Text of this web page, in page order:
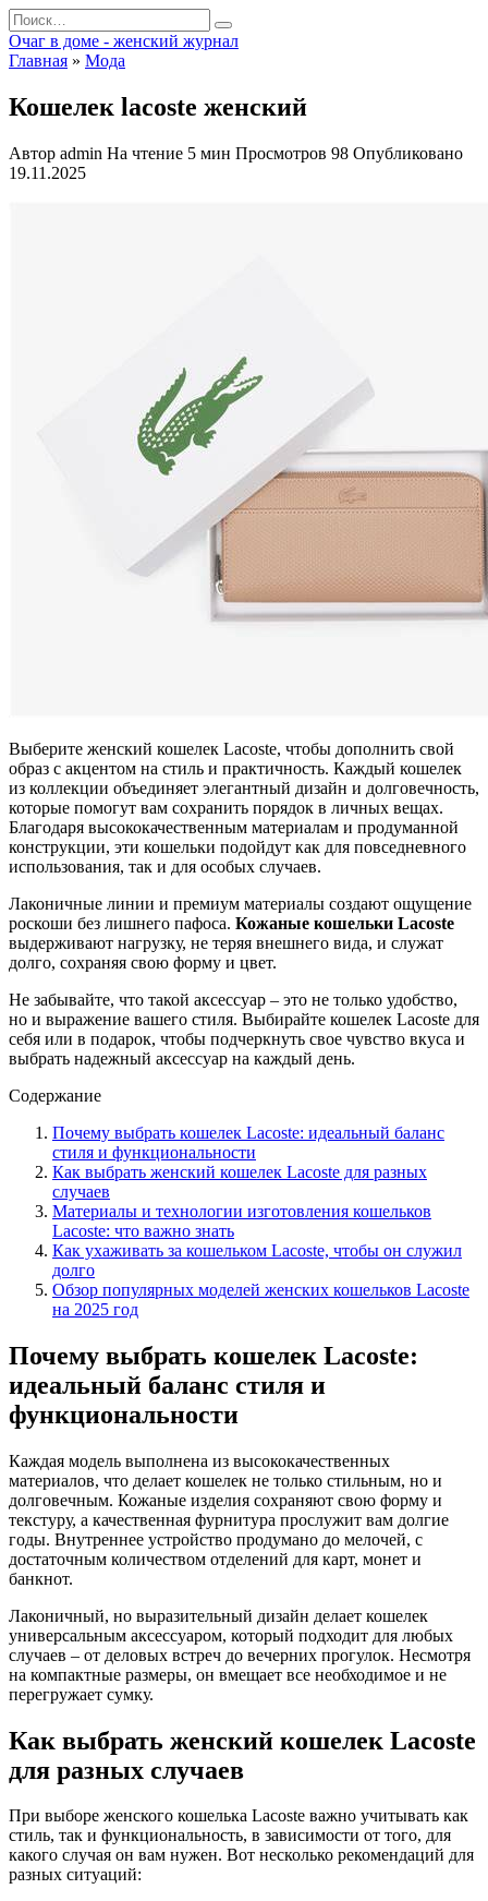
Перейти
к
содержанию
Search
for:
Очаг в доме - женский журнал
Главная » Мода
Кошелек lacoste женский
Автор admin На чтение 5 мин Просмотров 98 Опубликовано
19.11.2025
Выберите женский кошелек Lacoste, чтобы дополнить свой
образ с акцентом на стиль и практичность. Каждый кошелек
из коллекции объединяет элегантный дизайн и долговечность,
которые помогут вам сохранить порядок в личных вещах.
Благодаря высококачественным материалам и продуманной
конструкции, эти кошельки подойдут как для повседневного
использования, так и для особых случаев.
Лаконичные линии и премиум материалы создают ощущение
роскоши без лишнего пафоса. Кожаные кошельки Lacoste
выдерживают нагрузку, не теряя внешнего вида, и служат
долго, сохраняя свою форму и цвет.
Не забывайте, что такой аксессуар – это не только удобство,
но и выражение вашего стиля. Выбирайте кошелек Lacoste для
себя или в подарок, чтобы подчеркнуть свое чувство вкуса и
выбрать надежный аксессуар на каждый день.
Содержание
Почему выбрать кошелек Lacoste: идеальный баланс
стиля и функциональности
Как выбрать женский кошелек Lacoste для разных
случаев
Материалы и технологии изготовления кошельков
Lacoste: что важно знать
Как ухаживать за кошельком Lacoste, чтобы он служил
долго
Обзор популярных моделей женских кошельков Lacoste
на 2025 год
Почему выбрать кошелек Lacoste:
идеальный баланс стиля и
функциональности
Каждая модель выполнена из высококачественных
материалов, что делает кошелек не только стильным, но и
долговечным. Кожаные изделия сохраняют свою форму и
текстуру, а качественная фурнитура прослужит вам долгие
годы. Внутреннее устройство продумано до мелочей, с
достаточным количеством отделений для карт, монет и
банкнот.
Лаконичный, но выразительный дизайн делает кошелек
универсальным аксессуаром, который подходит для любых
случаев – от деловых встреч до вечерних прогулок. Несмотря
на компактные размеры, он вмещает все необходимое и не
перегружает сумку.
Как выбрать женский кошелек Lacoste
для разных случаев
При выборе женского кошелька Lacoste важно учитывать как
стиль, так и функциональность, в зависимости от того, для
какого случая он вам нужен. Вот несколько рекомендаций для
разных ситуаций: